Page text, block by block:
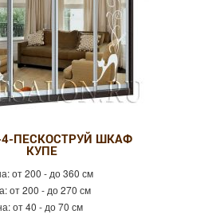
ПЕСКОСТРУЙ ШКАФ
КУПЕ
от 200 - до 360 см
от 200 - до 270 см
от 40 - до 70 см